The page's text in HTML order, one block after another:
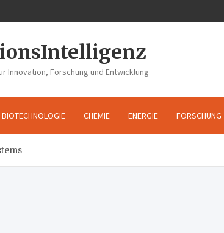
Innovation, Forschung und Entwicklung
BIOTECHNOLOGIE CHEMIE ENERGIE FORSCHUNG